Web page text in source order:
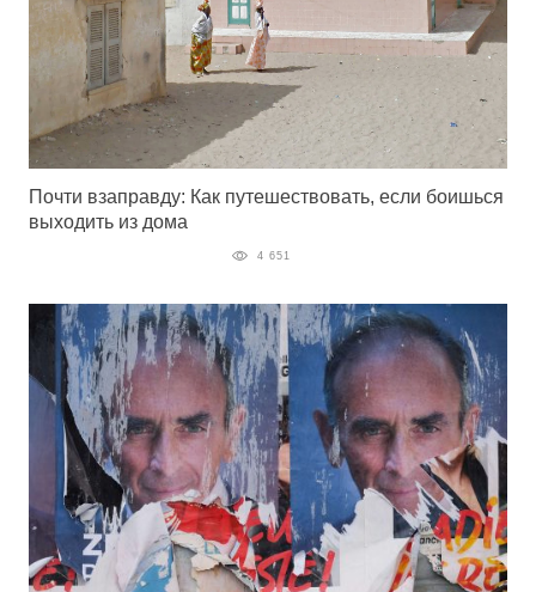
Почти взаправду: Как путешествовать, если боишься
выходить из дома
4 651